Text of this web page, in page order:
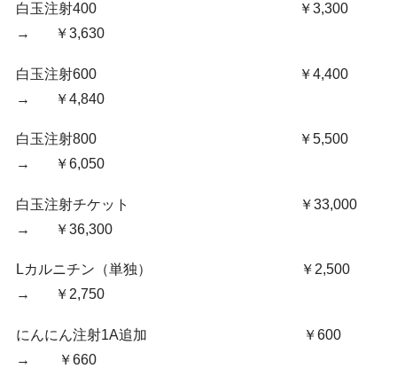
白玉注射400 ￥3,300
→ ￥3,630
白玉注射600 ￥4,400
→ ￥4,840
白玉注射800 ￥5,500
→ ￥6,050
白玉注射チケット ￥33,000
→ ￥36,300
Lカルニチン（単独） ￥2,500
→ ￥2,750
にんにん注射1A追加 ￥600
→ ￥660